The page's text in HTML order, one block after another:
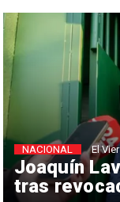
Joaquín
tras
NACIONAL El